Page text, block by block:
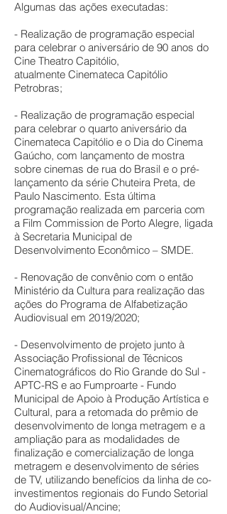
Algumas das ações executadas:
- Realização de programação especial
para celebrar o aniversário de 90 anos do
Cine Theatro Capitólio,
atualmente Cinemateca Capitólio
Petrobras;
- Realização de programação especial
para celebrar o quarto aniversário da
Cinemateca Capitólio e o Dia do Cinema
Gaúcho, com lançamento de mostra
sobre cinemas de rua do Brasil e o pré-
lançamento da série Chuteira Preta, de
Paulo Nascimento. Esta última
programação realizada em parceria com
a Film Commission de Porto Alegre, ligada
à Secretaria Municipal de
Desenvolvimento Econômico – SMDE.
- Renovação de convênio com o então
Ministério da Cultura para realização das
ações do Programa de Alfabetização
Audiovisual em 2019/2020;
- Desenvolvimento de projeto junto à
Associação Profissional de Técnicos
Cinematográficos do Rio Grande do Sul -
APTC-RS e ao Fumproarte - Fundo
Municipal de Apoio à Produção Artística e
Cultural, para a retomada do prêmio de
desenvolvimento de longa metragem e a
ampliação para as modalidades de
finalização e comercialização de longa
metragem e desenvolvimento de séries
de TV, utilizando benefícios da linha de co-
investimentos regionais do Fundo Setorial
do Audiovisual/Ancine;